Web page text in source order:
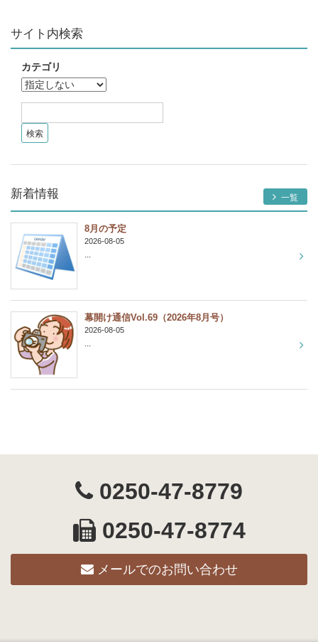
サイト内検索
カテゴリ
新着情報 一覧
8月の予定
2026-08-05
...
幕開け通信Vol.69（2026年8月号）
2026-08-05
...
0250-47-8779
0250-47-8774
メールでのお問い合わせ